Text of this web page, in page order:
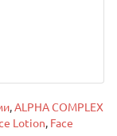
,ALPHA COMPLEX
Lotion, Face